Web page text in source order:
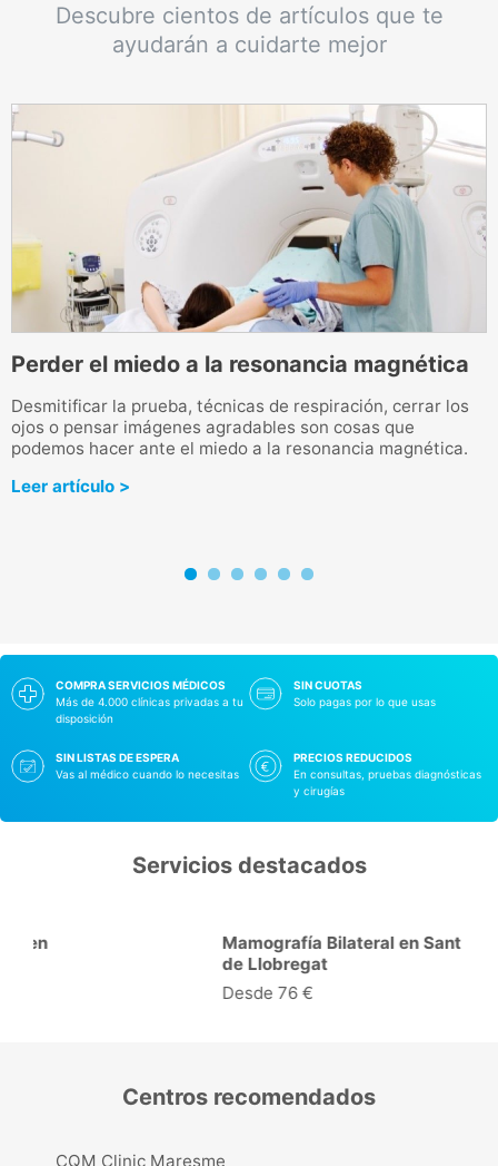
Descubre cientos de artículos que te
ayudarán a cuidarte mejor
Perder el miedo a la resonancia magnética
Desmitificar la prueba, técnicas de respiración, cerrar los
ojos o pensar imágenes agradables son cosas que
podemos hacer ante el miedo a la resonancia magnética.
Leer artículo >
COMPRA SERVICIOS MÉDICOS
Más de 4.000 clínicas privadas a tu
disposición
SIN CUOTAS
Solo pagas por lo que usas
SIN LISTAS DE ESPERA
Vas al médico cuando lo necesitas
PRECIOS REDUCIDOS
En consultas, pruebas diagnósticas
y cirugías
Servicios destacados
Mamografía Bilateral en Sant Boi
Centros recomendados
CQM Clinic Maresme